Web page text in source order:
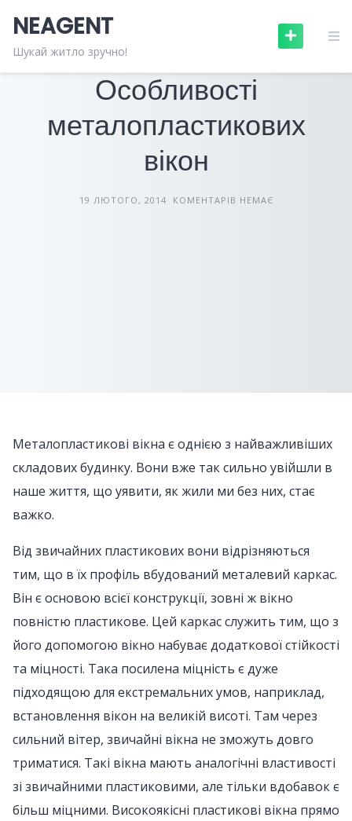
content
NEAGENT
Шукай житло зручно!БУДІВЕЛЬНІ МАТЕРІАЛИ
Особливості
металопластикових
вікон
19 ЛЮТОГО, 2014 КОМЕНТАРІВ НЕМАЄ
Металопластикові вікна є однією з найважливіших
складових будинку. Вони вже так сильно увійшли в
наше життя, що уявити, як жили ми без них, стає
важко.
Від звичайних пластикових вони відрізняються
тим, що в їх профіль вбудований металевий каркас.
Він є основою всієї конструкції, зовні ж вікно
повністю пластикове. Цей каркас служить тим, що з
його допомогою вікно набуває додаткової стійкості
та міцності. Така посилена міцність є дуже
підходящою для екстремальних умов, наприклад,
встановлення вікон на великій висоті. Там через
сильний вітер, звичайні вікна не зможуть довго
триматися. Такі вікна мають аналогічні властивості
зі звичайними пластиковими, але тільки вдобавок є
більш міцними. Високоякісні пластикові вікна прямо